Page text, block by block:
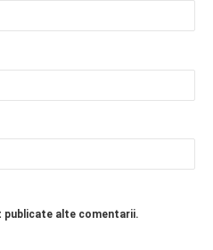
publicate alte comentarii.